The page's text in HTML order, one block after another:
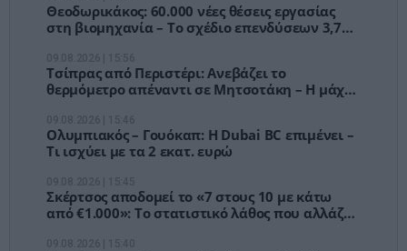
Θεοδωρικάκος: 60.000 νέες θέσεις εργασίας
στη βιομηχανία – Το σχέδιο επενδύσεων 3,7
Τσίπρας από Περιστέρι: Ανεβάζει το
θερμόμετρο απέναντι σε Μητσοτάκη – Η μάχη
Ολυμπιακός – Γουόκαπ: Η Dubai BC επιμένει –
Τι ισχύει με τα 2 εκατ. ευρώ
Σκέρτσος αποδομεί το «7 στους 10 με κάτω
από €1.000»: Το στατιστικό λάθος που αλλάζει